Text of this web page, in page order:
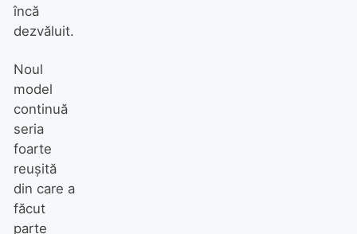
încă
dezvăluit.
Noul
model
continuă
seria
foarte
reușită
din care a
făcut
parte